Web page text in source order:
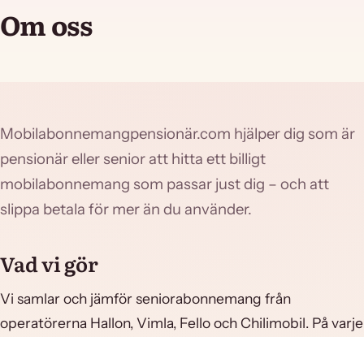
Om oss
Mobilabonnemangpensionär.com hjälper dig som är
pensionär eller senior att hitta ett billigt
mobilabonnemang som passar just dig – och att
slippa betala för mer än du använder.
Vad vi gör
Vi samlar och jämför seniorabonnemang från
operatörerna Hallon, Vimla, Fello och Chilimobil. På varje